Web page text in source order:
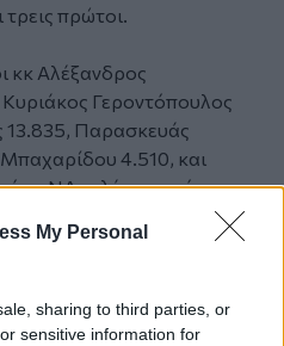
My Personal
sharing to third parties, or
sensitive information for
πρώτοι.
κκ Αλέξανδρος
Γεροντόπουλος
13.835, Παρασκευάς
4.510, και
τη ΝΔ εκλέγεται μόνο ο
των βουλευτικών